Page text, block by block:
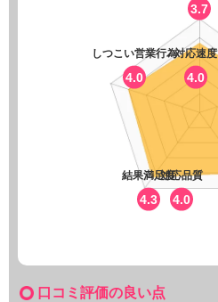
3.7
対応速度
4.0
対応品質
4.0
結果満足度
4.3
しつこい営業行為
4.0
口コミ評価の良い点